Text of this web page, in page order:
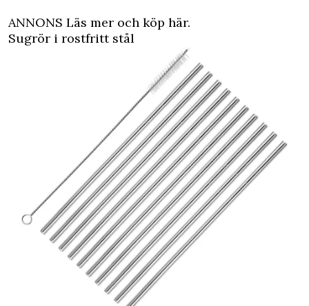
ANNONS Läs mer och köp här.
Sugrör i rostfritt stål